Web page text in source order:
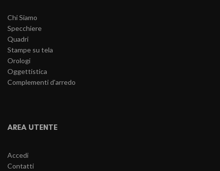
Chi Siamo
Specchiere
Quadri
Stampe su tela
Orologi
Oggettistica
Complementi d'arredo
AREA UTENTE
Accedi
Contatti